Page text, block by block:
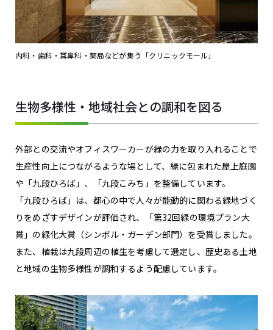
内科・歯科・耳鼻科・薬局などが集う「クリニックモール」
生物多様性・地域社会との調和を図る
外部との交流やオフィスワーカーが緑の力を取り入れることで
生産性向上につながるような場として、緑に包まれた屋上庭園
や「九段ひろば」、「九段こみち」を整備しています。
「九段ひろば」は、都心の中で人々が能動的に関わる緑地づく
りをめざすデザインが評価され、「第32回緑の環境プラン大
賞」の緑化大賞（シンボル・ガーデン部門）を受賞しました。
また、植栽は九段周辺の植生を考慮して選定し、歴史ある土地
と地域の生物多様性が調和するよう配慮しています。